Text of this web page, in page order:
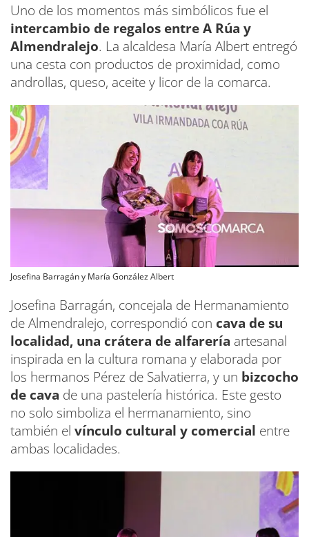
Uno de los momentos más simbólicos fue el
intercambio de regalos entre A Rúa y
Almendralejo. La alcaldesa María Albert entregó
una cesta con productos de proximidad, como
androllas, queso, aceite y licor de la comarca.
Josefina Barragán y María González Albert
Josefina Barragán, concejala de Hermanamiento
de Almendralejo, correspondió con cava de su
localidad, una crátera de alfarería artesanal
inspirada en la cultura romana y elaborada por
los hermanos Pérez de Salvatierra, y un bizcocho
de cava de una pastelería histórica. Este gesto
no solo simboliza el hermanamiento, sino
también el vínculo cultural y comercial entre
ambas localidades.